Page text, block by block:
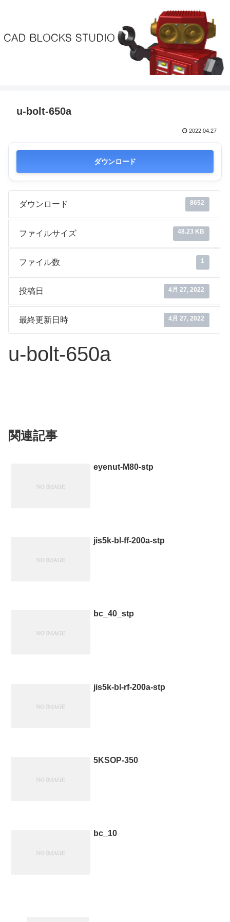
u-bolt-650a
2022.04.27
ダウンロード
ダウンロード 8652
ファイルサイズ 48.23 KB
ファイル数 1
投稿日 4月 27, 2022
最終更新日時 4月 27, 2022
u-bolt-650a
関連記事
eyenut-M80-stp
jis5k-bl-ff-200a-stp
bc_40_stp
jis5k-bl-rf-200a-stp
5KSOP-350
bc_10